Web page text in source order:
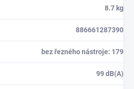
8.7 kg
886661287390
bez řezného nástroje: 179
99 dB(A)